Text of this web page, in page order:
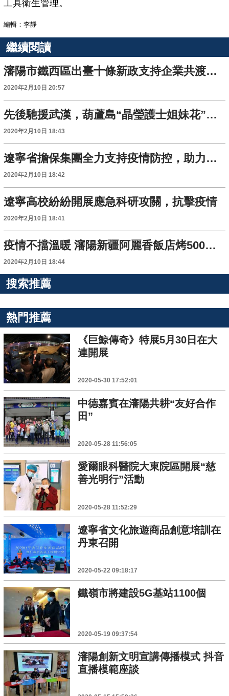
工具衛生管理。
編輯：李靜
繼續閱讀
瀋陽市鐵西區出臺十條新政支持企業共渡難關
2020年2月10日 20:57
先後馳援武漢，葫蘆島“晶瑩護士姐妹花”抗疫一線不負芳華
2020年2月10日 18:43
遼寧省擔保集團全力支持疫情防控，助力中小企業共渡難關
2020年2月10日 18:42
遼寧高校紛紛開展應急科研攻關，抗擊疫情
2020年2月10日 18:41
疫情不擋溫暖 瀋陽新疆阿麗香飯店烤500個馕送交警
2020年2月10日 18:44
搜索推薦
熱門推薦
《巨鯨傳奇》特展5月30日在大
連開展
2020-05-30 17:52:01
中德嘉賓在瀋陽共耕“友好合作
田”
2020-05-28 11:56:05
愛爾眼科醫院大東院區開展“慈
善光明行”活動
2020-05-28 11:52:29
遼寧省文化旅遊商品創意培訓在
丹東召開
2020-05-22 09:18:17
鐵嶺市將建設5G基站1100個
2020-05-19 09:37:54
瀋陽創新文明宣講傳播模式 抖音
直播模範座談